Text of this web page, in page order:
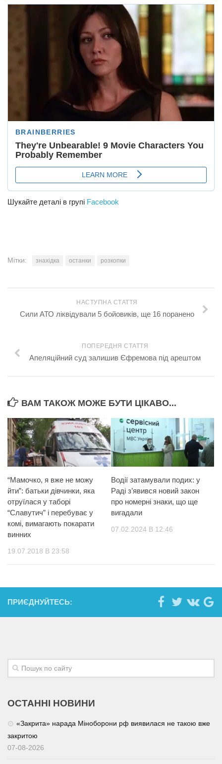
Шукайте деталі в групі Facebook
Мітки: знахідка останки розкопки
НАСТУПНА СТАТТЯ
Сили АТО ліквідували 5 бойовиків, ще 16 поранено
ПОПЕРЕДНЯ СТАТТЯ
Апеляційний суд залишив Єфремова під арештом
ВАМ ТАКОЖ МОЖЕ БУТИ ЦІКАВО...
“Мамочко, я вже не можу
йти”: батьки дівчинки, яка
отруїлася у таборі
“Славутич” і перебуває у
комі, вимагають пoкaрaти
винних
19.07.2018 В 23:58
Водії затамували подих: у
Раді з’явився новий закон
про номерні знаки, що ще
вигадали
07.02.2024 В 12:46
ПРИЄДНУЙТЕСЬ:
ОСТАННІ НОВИНИ
«Закрита» нарада Міноборони рф виявилася не такою вже
закритою
07-08-2026